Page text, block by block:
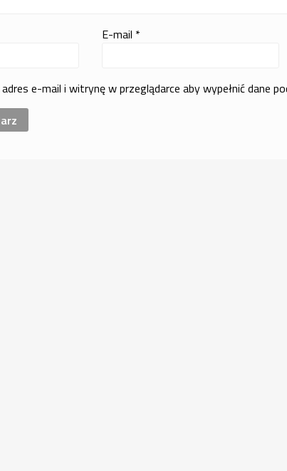
E-mail *
e-mail i witrynę w przeglądarce aby wypełnić dane